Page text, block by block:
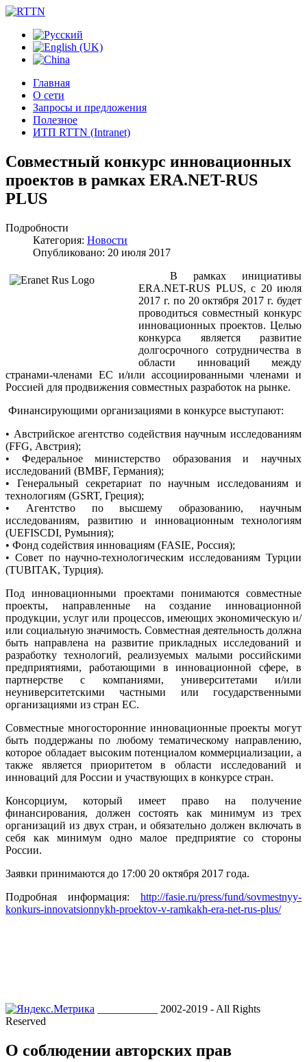
Главная
О сети
Запросы и предложения
Полезное
ИТП RTTN (Intranet)
Совместный конкурс инновационных
проектов в рамках ERA.NET-RUS
PLUS
Подробности
Категория: Новости
Опубликовано: 20 июля 2017
В рамках инициативы
ERA.NET-RUS PLUS, с 20 июля
2017 г. по 20 октября 2017 г. будет
проводиться совместный конкурс
инновационных проектов. Целью
конкурса является развитие
долгосрочного сотрудничества в
области инноваций между
странами-членами ЕС и/или ассоциированными членами и
Россией для продвижения совместных разработок на рынке.
Финансирующими организациями в конкурсе выступают:
• Австрийское агентство содействия научным исследованиям
(FFG, Австрия);
• Федеральное министерство образования и научных
исследований (BMBF, Германия);
• Генеральный секретариат по научным исследованиям и
технологиям (GSRT, Греция);
• Агентство по высшему образованию, научным
исследованиям, развитию и инновационным технологиям
(UEFISCDI, Румыния);
• Фонд содействия инновациям (FASIE, Россия);
• Совет по научно-технологическим исследованиям Турции
(TUBITAK, Турция).
Под инновационными проектами понимаются совместные
проекты, направленные на создание инновационной
продукции, услуг или процессов, имеющих экономическую и/
или социальную значимость. Совместная деятельность должна
быть направлена на развитие прикладных исследований и
разработку технологий, реализуемых малыми российскими
предприятиями, работающими в инновационной сфере, в
партнерстве с компаниями, университетами и/или
неуниверситетскими частными или государственными
организациями из стран ЕС.
Совместные многосторонние инновационные проекты могут
быть поддержаны по любому тематическому направлению,
которое обладает высоким потенциалом коммерциализации, а
также является приоритетом в области исследований и
инноваций для России и участвующих в конкурсе стран.
Консорциум, который имеет право на получение
финансирования, должен состоять как минимум из трех
организаций из двух стран, и обязательно должен включать в
себя как минимум одно малое предприятие со стороны
России.
Заявки принимаются до 17:00 20 октября 2017 года.
Подробная информация: http://fasie.ru/press/fund/sovmestnyy-
konkurs-innovatsionnykh-proektov-v-ramkakh-era-net-rus-plus/
___________ 2002-2019 - All Rights
Reserved
О соблюдении авторских прав